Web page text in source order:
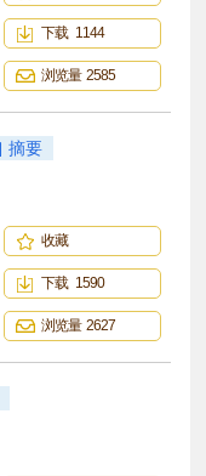
下载 1144
浏览量 2585
摘要
收藏
下载 1590
浏览量 2627